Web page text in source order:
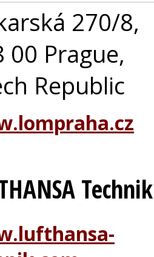
270/8,
00 Prague,
Republic
Technik